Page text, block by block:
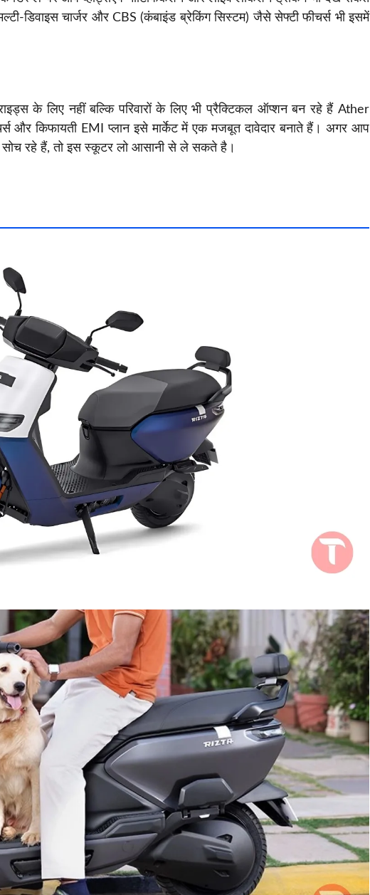
डिवाइस चार्जर और CBS (कंबाइंड ब्रेकिंग सिस्टम) जैसे सेफ्टी फीचर्स भी इसमें
के लिए नहीं बल्कि परिवारों के लिए भी प्रैक्टिकल ऑप्शन बन रहे हैं Ather
और किफायती EMI प्लान इसे मार्केट में एक मजबूत दावेदार बनाते हैं। अगर आप
रहे हैं, तो इस स्कूटर लो आसानी से ले सकते है।